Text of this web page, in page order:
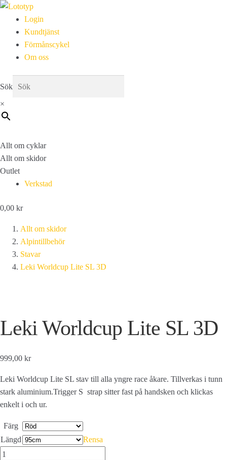
Login
Kundtjänst
Förmånscykel
Om oss
Sök
×
Allt om cyklar
Allt om skidor
Outlet
Verkstad
0,00 kr
Allt om skidor
Alpintillbehör
Stavar
Leki Worldcup Lite SL 3D
Leki Worldcup Lite SL 3D
999,00 kr
Leki Worldcup Lite SL stav till alla yngre race åkare. Tillverkas i tunn
stark aluminium.Trigger S strap sitter fast på handsken och klickas
enkelt i och ur.
Färg
Längd
Rensa
Leki